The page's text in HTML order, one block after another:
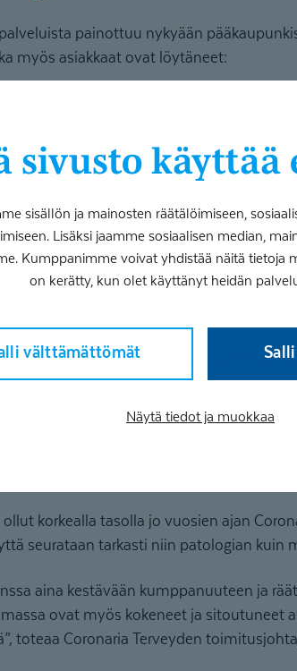
sivusto käyttää
sisällön ja mainosten räätälöimiseen,
Lisäksi jaamme sosiaalisen median,
Kumppanimme voivat yhdistää näitä tietoja
on kerätty, kun olet käyttänyt heidän
välttämättömät
Näytä tiedot ja muokkaa
painottuu nykyään
myös asiakkaat ovat löytäneet:
kanssa on ratkaisukeskeinen ja
asiakkaalle parhaiten sopivaa
aktiivisesti jatkuvasti.”
joita lähdetään yhdessä
näytetutkimukset,
korkealla tasolla jo vuosien ajan
seurataan tarkasti niin patologian kuin
aina kestävään kumppanuuteen ja
ovat myös kokeneet ja sitoutuneet
toteaa Coronaria Terveyden